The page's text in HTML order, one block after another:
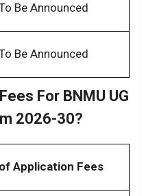
Be Announced
Be Announced
For BNMU UG
2026-30?
Application Fees